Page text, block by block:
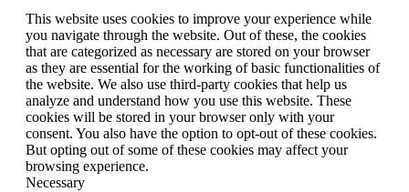
This website uses cookies to improve your experience while
you navigate through the website. Out of these, the cookies
that are categorized as necessary are stored on your browser
as they are essential for the working of basic functionalities of
the website. We also use third-party cookies that help us
analyze and understand how you use this website. These
cookies will be stored in your browser only with your
consent. You also have the option to opt-out of these cookies.
But opting out of some of these cookies may affect your
browsing experience.
Necessary